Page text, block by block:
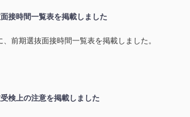
接時間一覧表を掲載しました
、前期選抜面接時間一覧表を掲載しました。
検上の注意を掲載しました